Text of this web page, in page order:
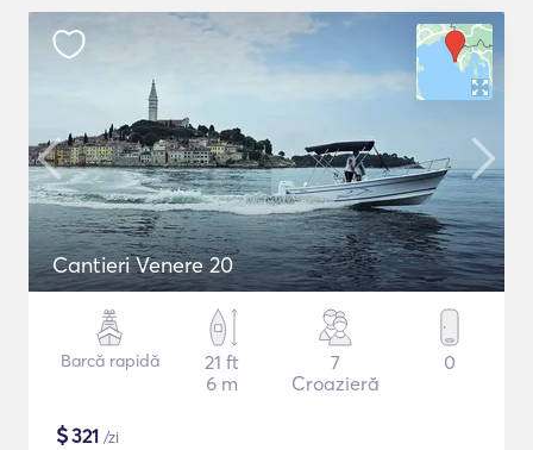
Cantieri Venere 20
Barcă rapidă
21 ft
6 m
7
Croazieră
0
$321 /zi